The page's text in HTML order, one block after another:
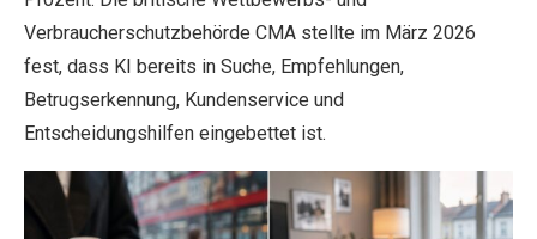
Verbraucherschutzbehörde CMA stellte im März 2026
fest, dass KI bereits in Suche, Empfehlungen,
Betrugserkennung, Kundenservice und
Entscheidungshilfen eingebettet ist.